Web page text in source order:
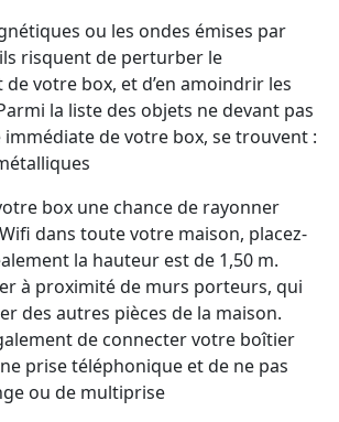
ou les ondes émises par
risquent de perturber le
votre box, et d’en amoindrir les
la liste des objets ne devant pas
de votre box, se trouvent :
box une chance de rayonner
dans toute votre maison, placez-
la hauteur est de 1,50 m.
à proximité de murs porteurs, qui
des autres pièces de la maison.
de connecter votre boîtier
prise téléphonique et de ne pas
ou de multiprise